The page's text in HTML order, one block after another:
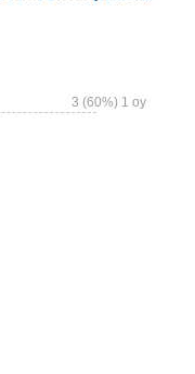
3 (60%) 1 oy